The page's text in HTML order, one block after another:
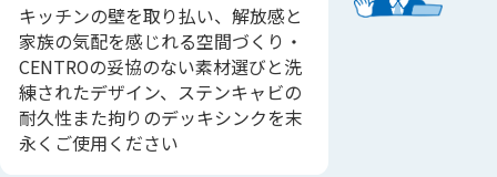
キッチンの壁を取り払い、解放感と
家族の気配を感じれる空間づくり・
CENTROの妥協のない素材選びと洗
練されたデザイン、ステンキャビの
耐久性また拘りのデッキシンクを末
永くご使用ください